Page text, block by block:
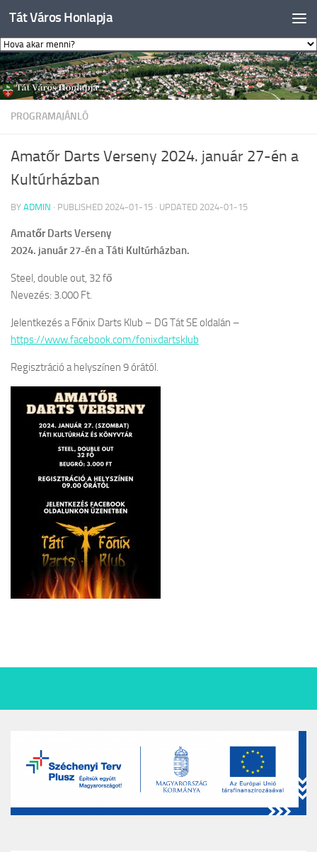
Skip to content
Tát Város Honlapja
PROGRAMAJÁNLÓ
Amatőr Darts Verseny 2024. január 27-én a
Kultúrházban
BY ADMIN · PUBLISHED 2024-01-15 · UPDATED 2024-01-15
Amatőr Darts Verseny
2024. január 27-én a Táti Kultúrházban.
Steel, double out, 32 fő
Nevezés: 3.000 Ft.
Jelentkezés a Főnix Darts Klub – DG Tát SE oldalán –
https://www.facebook.com/fonixdartsklub
Regisztráció a helyszínen 9 órától.